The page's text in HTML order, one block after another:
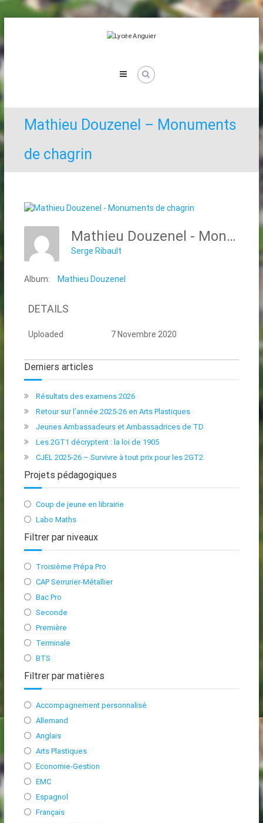
to
content
Anguier
Mathieu Douzenel – Monuments
de chagrin
Mathieu Douzenel - Monuments De Chagrin
Serge Ribault
Album: Mathieu Douzenel
DETAILS
Uploaded 7 Novembre 2020
Derniers articles
Résultats des examens 2026
Retour sur l’année 2025-26 en Arts Plastiques
Jeunes Ambassadeurs et Ambassadrices de TD
Les 2GT1 décryptent : la loi de 1905
CJEL 2025-26 – Survivre à tout prix pour les 2GT2
Projets pédagogiques
Coup de jeune en librairie
Labo Maths
Filtrer par niveaux
Troisième Prépa Pro
CAP Serrurier-Métallier
Bac Pro
Seconde
Première
Terminale
BTS
Filtrer par matières
Accompagnement personnalisé
Allemand
Anglais
Arts Plastiques
Economie-Gestion
EMC
Espagnol
Français